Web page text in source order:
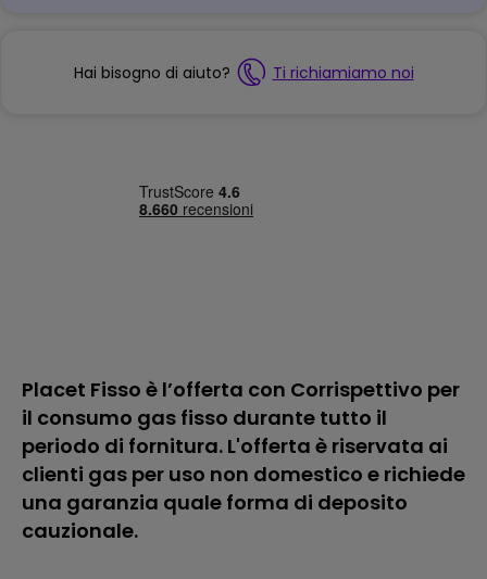
Hai bisogno di aiuto? Ti richiamiamo noi
Placet Fisso è l’offerta con Corrispettivo per
il consumo gas fisso durante tutto il
periodo di fornitura. L'offerta è riservata ai
clienti gas per uso non domestico e richiede
una garanzia quale forma di deposito
cauzionale.